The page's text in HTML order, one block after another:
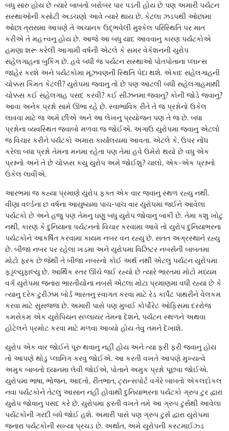
બધુ સારુ હોય છે ત્યારે બાબતો બરોબર પાર પડતી હોય છે પણ અમારી પર્યટન
સસ્થાઓની કસોટી અડચણો આવે ત્યારે થાય છે. કેટલા ઝડપથી ઓછામા
ઓછા ત્રાસમા આપણે તે અચાનક ઉદ્ભવેલી મુશ્કેલ પરિસ્થિતિ પર માત
કરીએ તે મહત્ત્વનુ હોય છે. આજે આ બધુ યાદ આવવાનુ કારણ પર્યટકોએ
હમણા શરૂ કરેલી આગામી વર્ષની એટલે કે સમર વેકેશનની યુરોપ
સહેલગાહના બુકિંગ છે. હવે બધી જ પર્યટન સસ્થાઓ પોતપોતાના પ્લાન્સ
જાહેર કરશે અને પર્યટકોમા મૂઝવણની સ્થિતિ પેદા થશે. એકાદ સહેલગાહની
ચોક્કસ કિંમત કેટલી? યુરોપમા જવાનુ તો છે પણ આટલી બધી સહેલગાહમાથી
ચોક્કસ કઈ સહેલગાહ પસદ કરવી? કઈ સીઝનમા જવાનુ? કોની જોડે જવાનુ?
આવા અનેક પ્રશ્નો સામે ઊભા રહે છે. સ્વાભાવિક રીતે તે જ પ્રશ્નોનો ઉકેલ
લાવવા માટે જ અમે છીએ અને આ લેખનુ પ્રયોજન પણ તે જ છે. બધા
પ્રશ્નોના વ્યવસ્થિત જવાબો મળવા જ જોઈએ. અગાઉ યુરોપમા જવાનુ એટલો
જ વિચાર કરીને પર્યટકો અમારા કાર્યાલયમા આવતા. એટલે કે, ઉપર નોંધ
કરેલા બધા પ્રશ્નો તેમના મનમા રહેતા પણ તેમા હવે ઉમેરો થયો છે વધુ એક
પ્રશ્નનો અને તે છે ચોક્કસ કયુ યુરોપ અમે જોઈશુ? ચાલો, એક-એક પ્રશ્નનો
ઉકેલ લાવીએ.
આરભમા જ કહ્યા પ્રમાણે યુરોપ ફક્ત એક વાર જવાનુ સ્થળ રહ્યુ નથી.
વીણા વર્લ્ડના છ વર્ષના આયુષ્યમા પાચ-પાચ વાર યુરોપમા જઈને આવેલા
પર્યટકો છે અને હજુ પણ તેમનુ ઘણુ બધુ યુરોપ જોવાનુ બાકી છે. તેમા કશુ ખોટુ
નથી, કારણ કે દુનિયાના પર્યટનનો વિચાર કરવામા આવે તો યુરોપ દુનિયાભરના
પર્યટકોને આકર્ષિત કરવામા કાયમ નબર વન રહ્યુ છે. સતત અગ્રસ્થાને રહ્યુ
છે. બીજા નબર પર રહેલા ખડમા અને યુરોપમા વિઝિટર નબર્સની બાબતમા
મોટો ફરક છે જેથી તે બીજા નબરનો કોઈ અર્થ નથી એટલુ પર્યટન યુરોપમા
ફડ્ઢલ્યુફાલ્યુ છે. આર્થિક સ્તર ઊંચે જઈ રહ્યો છે ત્યારે ભારતમા મોટો મધ્યમ
વર્ગ યુરોપમા જનારા ભારતીયોના નબર્સ એટલા મોટા પ્રમાણમા વધી રહ્યા છે કે
ત્યાનુ દરેક ટુરીઝમ બોર્ડ ભારતનુ સ્વાગત કરવા માટે રેડ કાર્પેટ પાથરીને વેલકમ
કરવા માટે સુસજ્જ છે. અમારી પાસે પણ મુબઈ કોર્પોરેટ ઓફિસમા દરરોજ
કમસેકમ એક યુરોપિયન સપ્લાયર તેમના દેશને, પર્યટન સ્થળને અથવા
હોટેલને પ્રમોટ કરવા માટે મળવા આવ્યો હોય તેવુ તમને દેખાશે.
યુરોપ એક વાર જોઈને પૂરુ થવાનુ નહીં હોય અને ત્યા ફરી ફરી જવાનુ હોય
તો આપણે થોડુ પ્લાનિંગ કરવુ જોઈએ. આ કરતી વખતે આપણે મુખ્યત્વે
અમુક બાબતો ધ્યાનમા લેવી જોઈએ, પોતાને અમુક પ્રશ્નો પૂછવા જોઈએ.
યુરોપમા ભાષા, ભોજન, આદતો, રીતભાત, ટ્રાન્સપોર્ટ વગેરે બાબતો એકલદોકલ
નવા પર્યટકોને તેટલુ આસાન નહીં હોવાથી દુનિયાભરના પર્યટકો ગ્રુપ ટુર દ્વારા
યુરોપ જોવાનુ પસદ કરે છે. યુરોપમા ફરતી વખતે તમે આ ગ્રુપ ટુર્સથી આવેલા
પર્યટકોની ગરદી બધે જોઈ હશે. અમારી પાસે પણ ગ્રુપ ટુર્સ દ્વારા યુરોપમા
જનારા પર્યટકોની સખ્યા પ્રચડ છે. અર્થાત, અમે યુરોપની કસ્ટમાઈઝ્ડ